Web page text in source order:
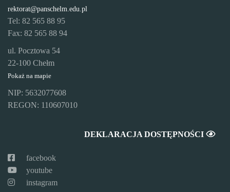
rektorat@panschelm.edu.pl
Tel: 82 565 88 95
Fax: 82 565 88 94
ul. Pocztowa 54
22-100 Chełm
Pokaż na mapie
NIP: 5632077608
REGON: 110607010
DEKLARACJA DOSTĘPNOŚCI
facebook
youtube
instagram